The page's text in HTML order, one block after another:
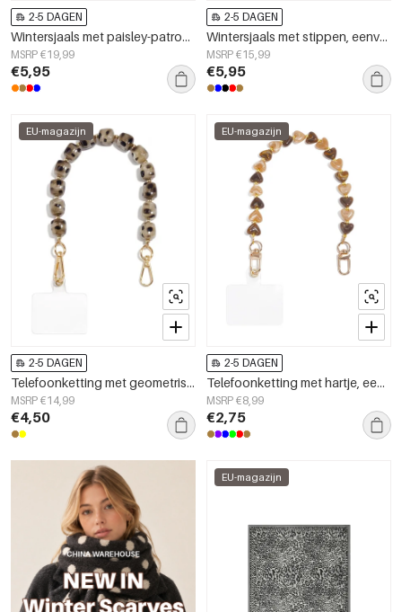
2-5 DAGEN
Wintersjaals met paisley-patroon, klassiek polyester, dagelijkse accessoires
MSRP €19,99
€5,95
2-5 DAGEN
Wintersjaals met stippen, eenvoudig, van polyester, geschikt voor dagelijks gebruik.
MSRP €15,99
€5,95
EU-magazijn
2-5 DAGEN
Telefoonketting met geometrische vorm, eenvoudig, acryl, dagelijks accessoire
MSRP €14,99
€4,50
EU-magazijn
2-5 DAGEN
Telefoonketting met hartje, eenvoudig, acryl, dagelijkse accessoires
MSRP €8,99
€2,75
EU-magazijn